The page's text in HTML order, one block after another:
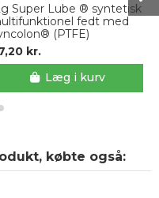
Super Lube ® syntetisk
fedt med
(PTFE)
kr.
Læg i kurv
købte også: